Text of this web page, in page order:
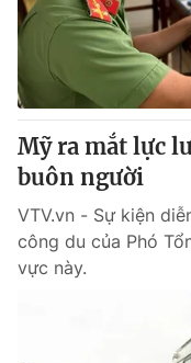
Sản phẩm
Thị trường
Tư vấn
Lịch phát sóng
Chuyên mục khác
Emagazine
Photo
Mỹ ra mắt lực
buôn người
VTV.vn - Sự kiện
công du của Phó
vực này.